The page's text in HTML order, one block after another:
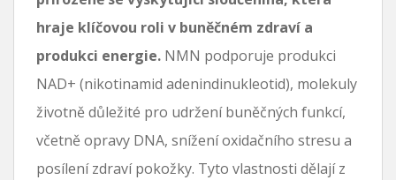
hraje klíčovou roli v buněčném zdraví a
produkci energie. NMN podporuje produkci
NAD+ (nikotinamid adenindinukleotid), molekuly
životně důležité pro udržení buněčných funkcí,
včetně opravy DNA, snížení oxidačního stresu a
posílení zdraví pokožky. Tyto vlastnosti dělají z